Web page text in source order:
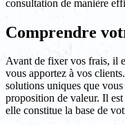
consultation de manière
Comprendre
Avant de fixer vos frais, il
vous apportez à vos
solutions uniques que
proposition de valeur. Il
elle constitue la base de